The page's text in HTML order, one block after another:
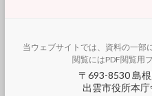
当ウェブサイトでは、資料の一部
閲覧にはPDF閲覧用
〒693-8530 島
出雲市役所本